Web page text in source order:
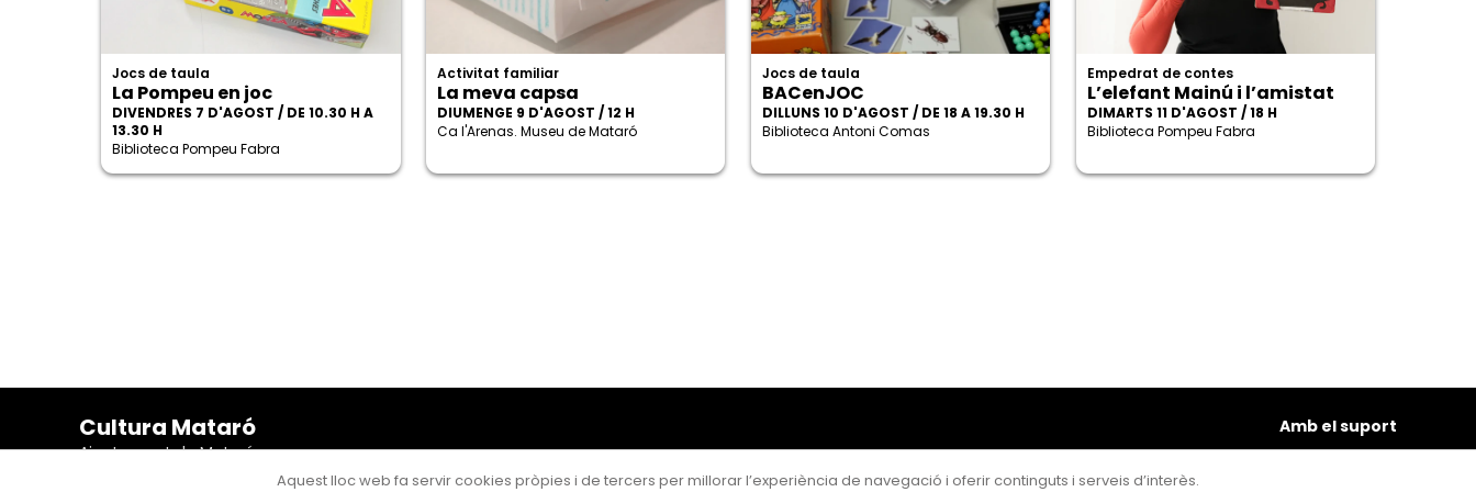
Jocs de taula
La Pompeu en joc
DIVENDRES 7 D'AGOST / DE 10.30 H A
13.30 H
Biblioteca Pompeu Fabra
Activitat familiar
La meva capsa
DIUMENGE 9 D'AGOST / 12 H
Ca l'Arenas. Museu de Mataró
Jocs de taula
BACenJOC
DILLUNS 10 D'AGOST / DE 18 A 19.30 H
Biblioteca Antoni Comas
Empedrat de contes
L’elefant Mainú i l’amistat
DIMARTS 11 D'AGOST / 18 H
Biblioteca Pompeu Fabra
Cultura Mataró
Ajuntament de Mataró
C. de Sant Josep, 9 (Mataró, 08302)
Amb el suport
Aquest lloc web fa servir cookies pròpies i de tercers per millorar l’experiència de navegació i oferir continguts i serveis d’interès.